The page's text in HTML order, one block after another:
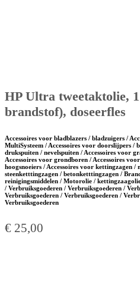
HP Ultra tweetaktolie,
brandstof), doseerfles
Accessoires voor bladblazers / bladzuigers /
MultiSysteem / Accessoires voor doorslijpers /
drukspuiten / nevelspuiten / Accessoires voor
Accessoires voor grondboren / Accessoires
hoogsnoeiers / Accessoires voor kettingzagen /
steenketttingzagen / betonketttingzagen /
reinigingsmiddelen / Motorolie /
/ Verbruiksgoederen / Verbruiksgoederen /
Verbruiksgoederen / Verbruiksgoederen /
Verbruiksgoederen
€ 25,00